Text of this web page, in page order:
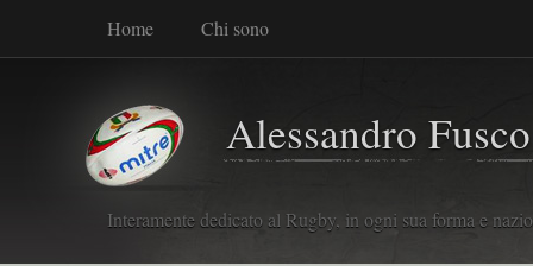
Home Chi sono
Alessandro Fusco
Interamente dedicato al Rugby, in ogni sua forma e